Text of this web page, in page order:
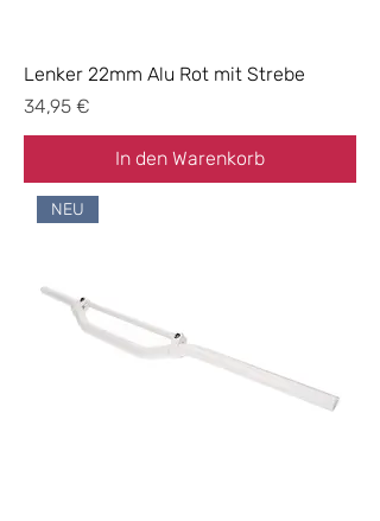
Lenker 22mm Alu Rot mit Strebe
Preis
34,95 €
In den Warenkorb
NEU